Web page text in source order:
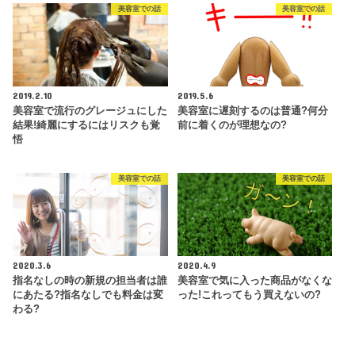
美容室での話
2019.2.10
美容室で流行のグレージュにした
結果!綺麗にするにはリスクも覚
悟
美容室での話
2019.5.6
美容室に遅刻するのは普通?何分
前に着くのが理想なの?
美容室での話
2020.3.6
指名なしの時の新規の担当者は誰
にあたる?指名なしでも料金は変
わる?
美容室での話
2020.4.9
美容室で気に入った商品がなくな
った!これってもう買えないの?